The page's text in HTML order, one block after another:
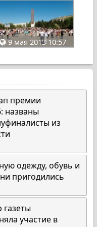
9 мая 2013 10:57
премии
названы
из
одежду, обувь и
пригодились
газеты
участие в